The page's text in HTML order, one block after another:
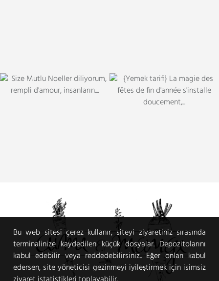
Bu web sitesi çerez kullanır, siteyi ziyaretiniz sırasında
terminalinize kaydedilen küçük dosyalar. Depozitolarını
kabul edebilir veya reddedebilirsiniz.. Eğer onları kabul
edersen, site yöneticisi gezinmeyi iyileştirmek için isimsiz